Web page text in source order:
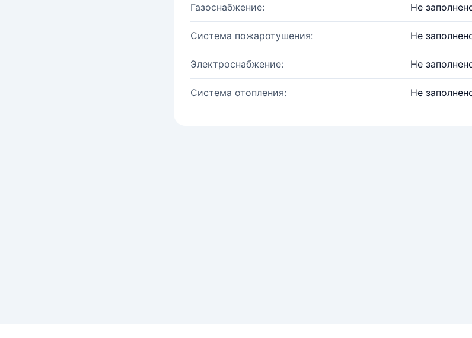
Газоснабжение: Не
Система пожаротушения: Не
Электроснабжение: Не
Система отопления: Не